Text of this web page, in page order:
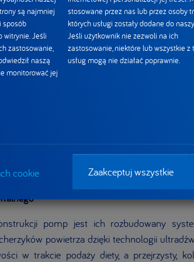
Flocare® Infinity™ III zapewnia wiele
pacjentów,zwiększa elastyczność
potrzeb pacjenta, bez ryzyka nagłego
pracy oddziału, a jednocześnie daje
– niezależnie od wieku i miejsca
dojelitowego. Przekazanie pomp to nie tylko
medycznego, którzy każdego dnia
inicjatywom możemy wspólnie budować
Martyna Malczewska-Malak,
pomp jest ich rozbudowany
powietrza dzięki technologii
w trakcie podaży diety, a przejrzysty,
są najmniej
sposób
witrynie. Jeśli
zastosowanie,
naszą
monitorować jej
stosowane przez nas lub przez osoby
których usługi zostały dodane do
Jeśli użytkownik nie zezwoli na ich
zastosowanie, niektóre lub wszystkie z
usług mogą nie działać poprawnie.
cookie Zaakceptuj wszystkie